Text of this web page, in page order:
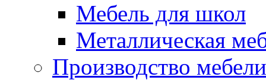
Мебель для школ
Металлическая
Производство мебели